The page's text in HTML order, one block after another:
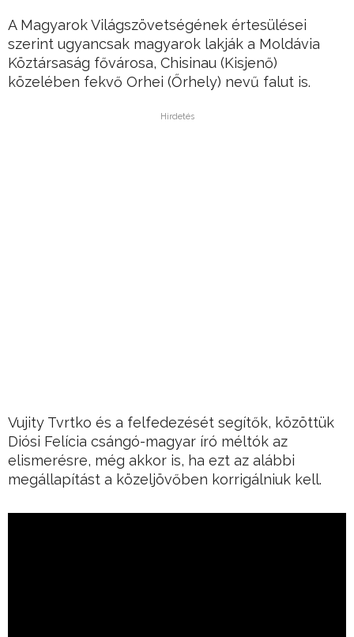
A Magyarok Világszövetségének értesülései
szerint ugyancsak magyarok lakják a Moldávia
Köztársaság fővárosa, Chisinau (Kisjenő)
közelében fekvő Orhei (Őrhely) nevű falut is.
Hirdetés
Vujity Tvrtko és a felfedezését segítők, közöttük
Diósi Felícia csángó-magyar író méltók az
elismerésre, még akkor is, ha ezt az alábbi
megállapítást a közeljövőben korrigálniuk kell.